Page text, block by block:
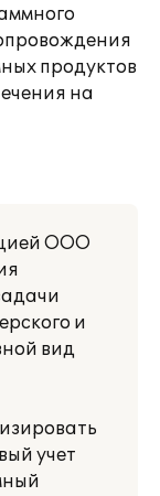
продуктов
на
ООО
и
вид
учет